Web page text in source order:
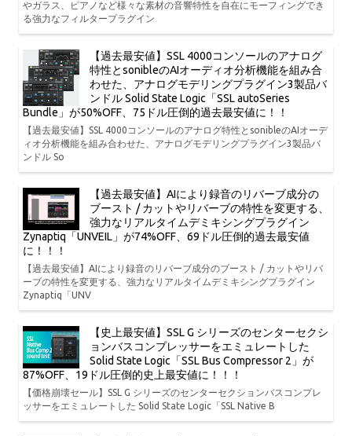
やガラス、ピアノなど様々な素材の音響特性を自在にモーフィングでき
る強力なフィルタープラグイン
【過去最安値】SSL 4000コンソールのアナログ
特性とsonibleのAIオーディオ分析機能を組み合
わせた、アナログモデリングプラグイン3製品バ
ンドル Solid State Logic「SSL autoSeries
Bundle」が50%OFF、75ドル圧倒的過去最安値に！！
【過去最安値】SSL 4000コンソールのアナログ特性とsonibleのAIオーデ
ィオ分析機能を組み合わせた、アナログモデリングプラグイン3製品バ
ンドル So
【過去最安値】AIにより録音のリバーブ成分の
ブースト / カットやリバーブの特性を変更する、
強力なリアルタイムデミキシングプラグイン
Zynaptiq「UNVEIL」が74%OFF、69ドル圧倒的過去最安値
に！！！
【過去最安値】AIにより録音のリバーブ成分のブースト / カットやリバ
ーブの特性を変更する、強力なリアルタイムデミキシングプラグイン
Zynaptiq「UNV
【史上最安値】SSL G シリーズのセンターセクシ
ョンバスコンプレッサーをエミュレートした
Solid State Logic「SSL Bus Compressor 2」が
87%OFF、19ドル圧倒的史上最安値に！！！
【価格崩壊セール】SSL G シリーズのセンターセクションバスコンプレ
ッサーをエミュレートした Solid State Logic「SSL Native B